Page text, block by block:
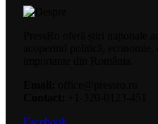
Facebook